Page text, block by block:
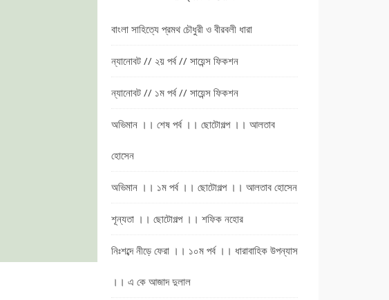
বাংলা সাহিত্যে প্রমথ চৌধুরী ও বীরবলী ধারা
ন্যানোবট // ২য় পর্ব // সায়েন্স ফিকশন
ন্যানোবট // ১ম পর্ব // সায়েন্স ফিকশন
অভিমান ।। শেষ পর্ব ।। ছোটোগল্প ।। আলতাব
হোসেন
অভিমান ।। ১ম পর্ব ।। ছোটোগল্প ।। আলতাব হোসেন
শূন্যতা ।। ছোটোগল্প ।। শফিক নহোর
নিঃশব্দে নীড়ে ফেরা ।। ১০ম পর্ব ।। ধারাবাহিক উপন্যাস
।। এ কে আজাদ দুলাল